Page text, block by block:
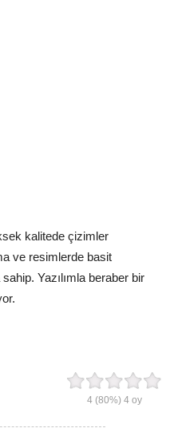
kalitede çizimler
ve resimlerde basit
Yazılımla beraber bir
4(80%) 4oy